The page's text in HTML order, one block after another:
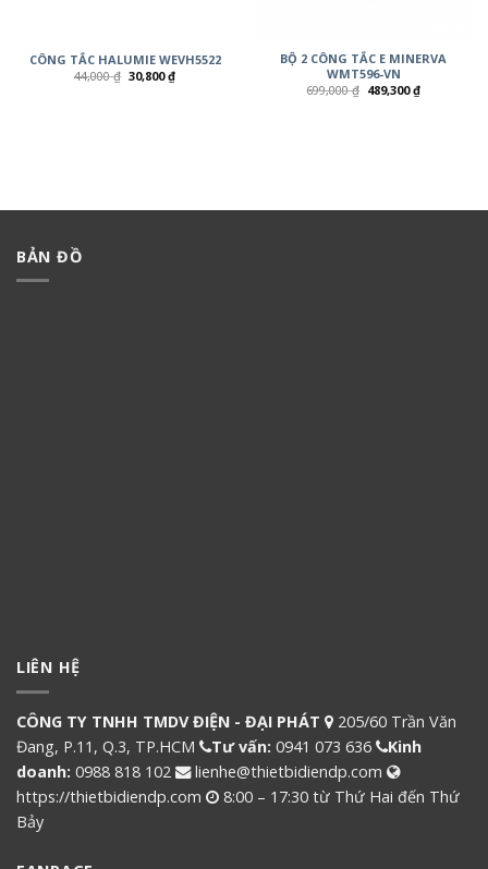
CÔNG TẮC HALUMIE WEVH5522
44,000₫ 30,800₫
BỘ 2 CÔNG TẮC E MINERVA
WMT596-VN
699,000₫ 489,300₫
BẢN ĐỒ
LIÊN HỆ
CÔNG TY TNHH TMDV ĐIỆN - ĐẠI PHÁT
205/60 Trần Văn
Đang, P.11, Q.3, TP.HCM
Tư vấn: 0941 073 636
Kinh
doanh: 0988 818 102
lienhe@thietbidiendp.com
https://thietbidiendp.com
8:00 – 17:30 từ Thứ Hai đến Thứ
Bảy